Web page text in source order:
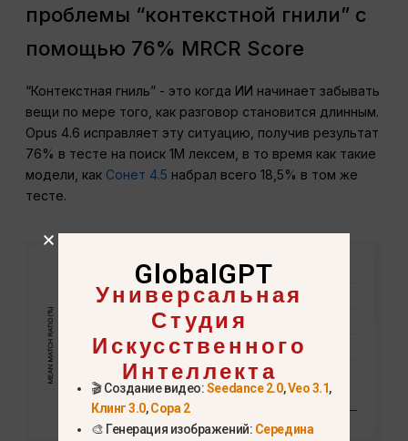
проблемы “контекстной гнили” с
помощью 76% MRCR Score
“Контекстная гниль” - это когда ИИ начинает забывать
вещи по мере того, как разговор становится длинным.
Opus 4.6 исправляет эту ситуацию, получив результат
76% в тесте на поиск 1M лексем, в то время как такие
модели, как Сонет 4.5 набрал всего 18,5% в том же
тесте.
GlobalGPT
Универсальная
Студия
Искусственного
Интеллекта
🎬 Создание видео:Seedance 2.0,Veo 3.1,
Клинг 3.0,Сора 2
🎨 Генерация изображений: Середина